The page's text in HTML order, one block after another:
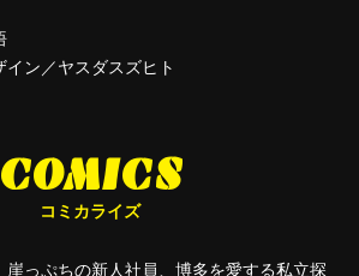
ン／ヤスダスズヒト
COMICS
コミカライズ
っぷちの新人社員、博多を愛する私立探